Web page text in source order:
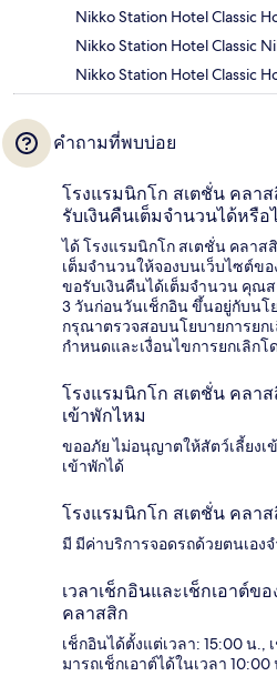
Nikko Station Hotel Classic
Nikko Station Hotel Classic
Nikko Station Hotel Classic
คำถามที่พบบ่อย
โรงแรมนิกโก สเตชั่น คลา
รับเงินคืนเต็มจำนวนได้หรือ
ได้ โรงแรมนิกโก สเตชั่น คลา
เต็มจำนวนให้จองบนเว็บไซต์ข
ขอรับเงินคืนได้เต็มจำนวน คุณส
3 วันก่อนวันเช็กอิน ขึ้นอยู่กับนโ
กรุณาตรวจสอบนโยบายการยก
กำหนดและเงื่อนไขการยกเลิกโ
โรงแรมนิกโก สเตชั่น คลา
เข้าพักไหม
ขออภัย ไม่อนุญาตให้สัตว์เลี้ยง
เข้าพักได้
โรงแรมนิกโก สเตชั่น คลา
มี มีค่าบริการจอดรถด้วยตนเอง
เวลาเช็กอินและเช็กเอาต์ข
คลาสสิก
เช็กอินได้ตั้งแต่เวลา: 15:00 น.,
มารถเช็กเอาต์ได้ในเวลา 10:00